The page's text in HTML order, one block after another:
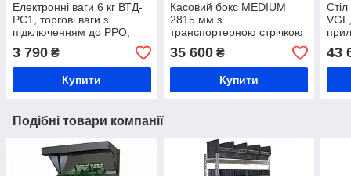
Електронні ваги 6 кг ВТД-
РС1, торгові ваги з
підключенням до РРО,
ваги Днепровес без стійки
3 790 ₴
Купити
Касовий бокс MEDIUM
2815 мм з
транспортерною стрічкою
і широким накопичувачем
35 600₴
Купити
43
Подібні товари компанії